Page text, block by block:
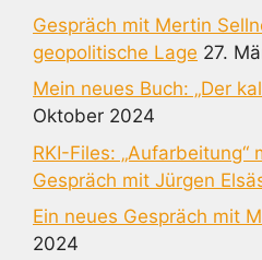
Gespräch mit Mertin
geopolitische Lage 27.
Mein neues Buch: „Der
Oktober 2024
RKI-Files: „Aufarbeitung“
Gespräch mit Jürgen
Ein neues Gespräch mit
2024